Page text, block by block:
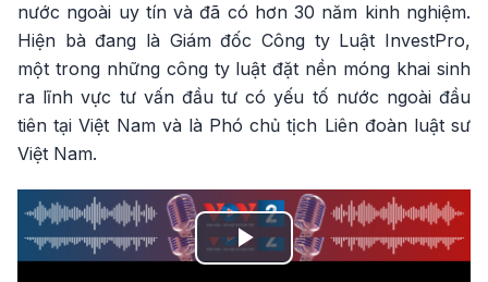
nước ngoài uy tín và đã có hơn 30 năm kinh nghiệm.
Hiện bà đang là Giám đốc Công ty Luật InvestPro,
một trong những công ty luật đặt nền móng khai sinh
ra lĩnh vực tư vấn đầu tư có yếu tố nước ngoài đầu
tiên tại Việt Nam và là Phó chủ tịch Liên đoàn luật sư
Việt Nam.
Play